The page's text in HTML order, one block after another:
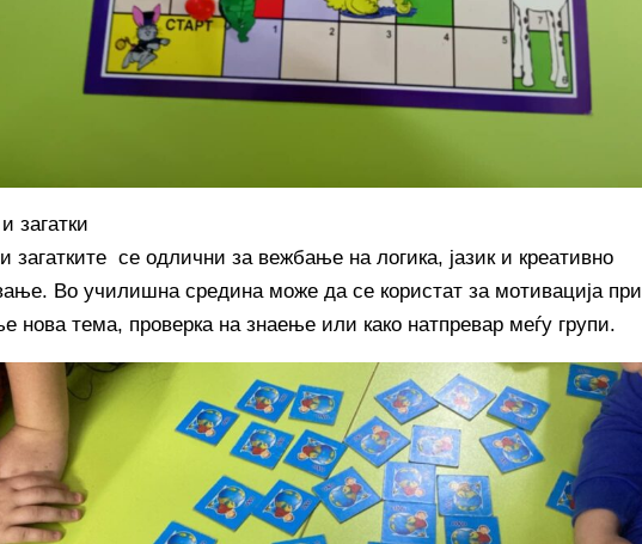
загатки
загатките се одлични за вежбање на логика, јазик и креативно
Во училишна средина може да се користат за мотивација при
нова тема, проверка на знаење или како натпревар меѓу групи.